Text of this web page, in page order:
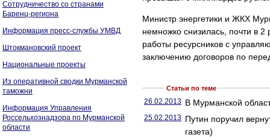
Сотрудничество со странами
Баренц-региона
Информация пресс-службы УМВД
Штокмановский проект
Национальные проекты
Из оперативной сводки Мурманской
таможни
Информация Управления
Россельхознадзора по Мурманской
области
Министр энергетики и ЖКХ
немножко снизилась, почти в
работы ресурсников с
заключению договоров по
Статьи по теме
26.02.2013 В Мурманской
25.02.2013 Путин поручил
газета)